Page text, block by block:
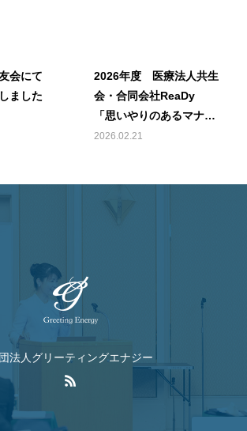
会にて
ました
2026年度 医療法人共生
会・合同会社ReaDy
「思いやりのあるマナ
ー」接遇研修
2026.02.21
法人グリーティングエナジー